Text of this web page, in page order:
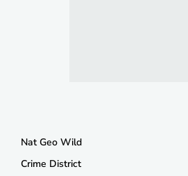
Nat Geo Wild
Crime District